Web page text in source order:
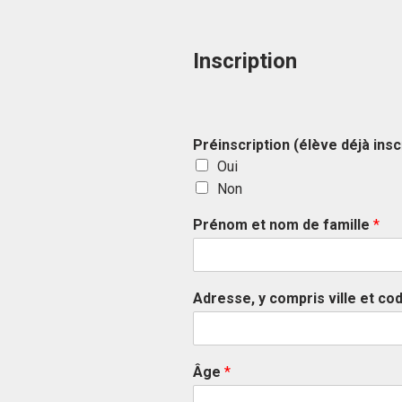
Inscription
Préinscription (élève déjà
Oui
Non
Prénom et nom de famille *
rAdresse, y compris ville et
Âge *